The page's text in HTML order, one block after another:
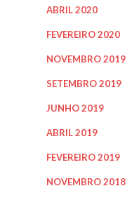
ABRIL 2020
FEVEREIRO 2020
NOVEMBRO 2019
SETEMBRO 2019
JUNHO 2019
ABRIL 2019
FEVEREIRO 2019
NOVEMBRO 2018